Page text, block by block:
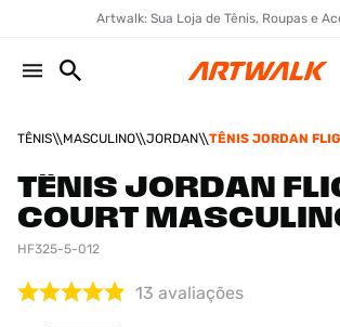
Artwalk: Sua Loja de Tênis, Roupas e
TÊNIS MASCULINO JORDAN
TÊNIS JORDAN
TÊNIS JORDAN
COURT
HF325-5-012
13 avaliações